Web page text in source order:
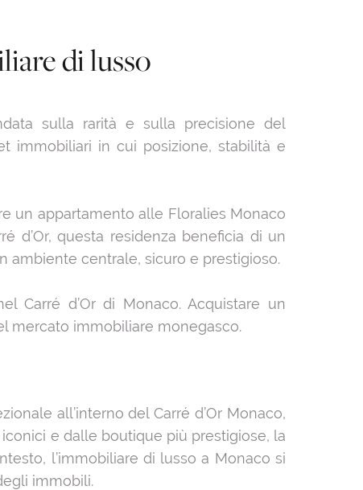
di lusso
sulla rarità e sulla precisione del
immobiliari in cui posizione, stabilità e
un appartamento alle Floralies Monaco
d’Or, questa residenza beneficia di un
ambiente centrale, sicuro e prestigioso.
Carré d’Or di Monaco. Acquistare un
mercato immobiliare monegasco.
all’interno del Carré d’Or Monaco,
e dalle boutique più prestigiose, la
l’immobiliare di lusso a Monaco si
immobili.